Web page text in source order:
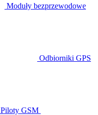
Moduły bezprzewodowe
Odbiorniki GPS
Piloty GSM